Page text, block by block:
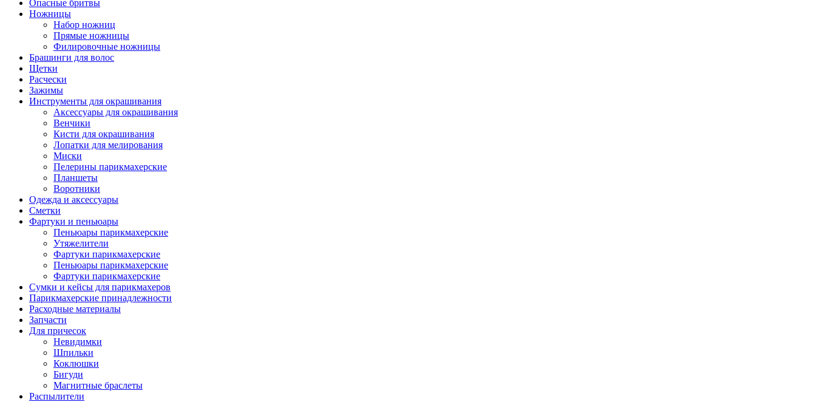
Опасные бритвы
Ножницы
Набор ножниц
Прямые ножницы
Филировочные ножницы
Брашинги для волос
Щетки
Расчески
Зажимы
Инструменты для окрашивания
Аксессуары для окрашивания
Венчики
Кисти для окрашивания
Лопатки для мелирования
Миски
Пелерины парикмахерские
Планшеты
Воротники
Одежда и аксессуары
Сметки
Фартуки и пеньюары
Пеньюары парикмахерские
Утяжелители
Фартуки парикмахерские
Пеньюары парикмахерские
Фартуки парикмахерские
Сумки и кейсы для парикмахеров
Парикмахерские принадлежности
Расходные материалы
Запчасти
Для причесок
Невидимки
Шпильки
Коклюшки
Бигуди
Магнитные браслеты
Распылители